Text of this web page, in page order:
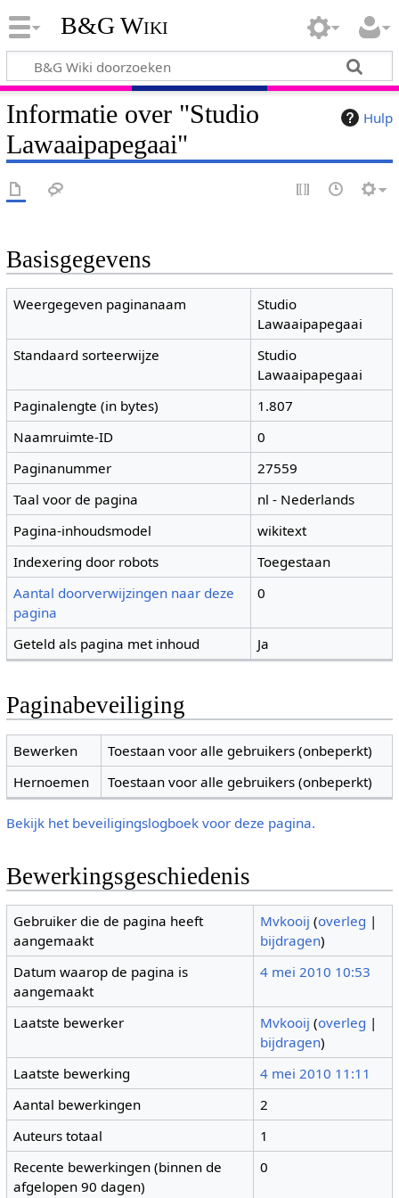
B&G Wiki
Hulp
Informatie over "Studio
Lawaaipapegaai"
Basisgegevens
Weergegeven paginanaam
Studio
Lawaaipapegaai
Standaard sorteerwijze
Studio
Lawaaipapegaai
Paginalengte (in bytes)
1.807
Naamruimte-ID
0
Paginanummer
27559
Taal voor de pagina
nl - Nederlands
Pagina-inhoudsmodel
wikitext
Indexering door robots
Toegestaan
Aantal doorverwijzingen naar deze
pagina
0
Geteld als pagina met inhoud Ja
Paginabeveiliging
Bewerken
Toestaan voor alle gebruikers (onbeperkt)
Hernoemen
Toestaan voor alle gebruikers (onbeperkt)
Bekijk het beveiligingslogboek voor deze pagina.
Bewerkingsgeschiedenis
Gebruiker die de pagina heeft
aangemaakt
Mvkooij (overleg |
bijdragen)
Datum waarop de pagina is
aangemaakt
4 mei 2010 10:53
Laatste bewerker Mvkooij (overleg |
bijdragen)
Laatste bewerking
4 mei 2010 11:11
Aantal bewerkingen
2
Auteurs totaal
1
Recente bewerkingen (binnen de
afgelopen 90 dagen)
0